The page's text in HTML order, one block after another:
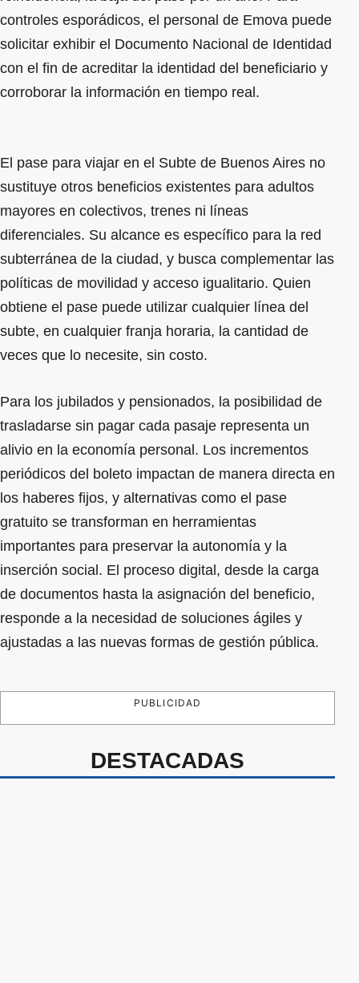
controles esporádicos, el personal de Emova puede
solicitar exhibir el Documento Nacional de Identidad
con el fin de acreditar la identidad del beneficiario y
corroborar la información en tiempo real.
El pase para viajar en el Subte de Buenos Aires no
sustituye otros beneficios existentes para adultos
mayores en colectivos, trenes ni líneas
diferenciales. Su alcance es específico para la red
subterránea de la ciudad, y busca complementar las
políticas de movilidad y acceso igualitario. Quien
obtiene el pase puede utilizar cualquier línea del
subte, en cualquier franja horaria, la cantidad de
veces que lo necesite, sin costo.
Para los jubilados y pensionados, la posibilidad de
trasladarse sin pagar cada pasaje representa un
alivio en la economía personal. Los incrementos
periódicos del boleto impactan de manera directa en
los haberes fijos, y alternativas como el pase
gratuito se transforman en herramientas
importantes para preservar la autonomía y la
inserción social. El proceso digital, desde la carga
de documentos hasta la asignación del beneficio,
responde a la necesidad de soluciones ágiles y
ajustadas a las nuevas formas de gestión pública.
PUBLICIDAD
DESTACADAS